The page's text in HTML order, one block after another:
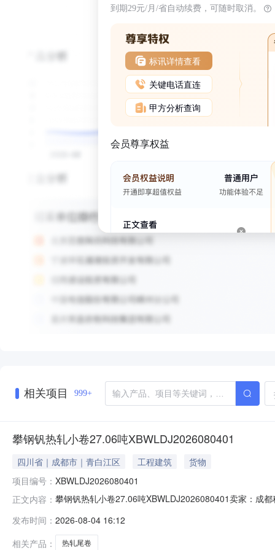
到期29元/月/省自动续费，可随时取消。
标讯详情查看
关键电话直连
甲方分析查询
会员尊享权益
相关项目 999+
攀钢钒热轧小卷27.06吨XBWLDJ2026080401
四川省｜成都市｜青白江区 工程建筑
货物
项目编号： XBWLDJ2026080401
正文内容： 攀钢钒热轧小卷27.06吨XBWLDJ2026080401卖家：成
钢钒1/1.545破边(因非计划产品的特殊性，可能存在与描
发布时间： 2026-08-04 16:12
相关产品：
热轧尾卷